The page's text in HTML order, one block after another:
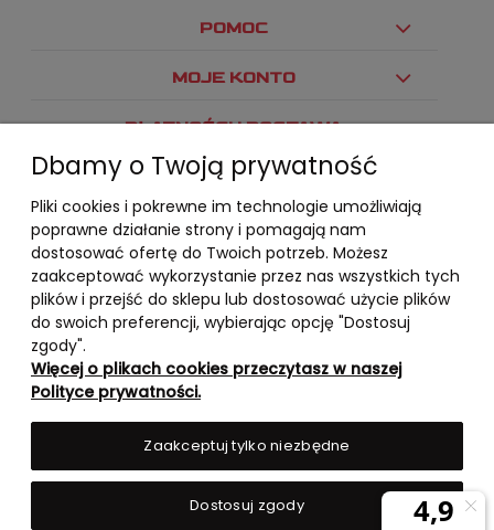
POMOC
MOJE KONTO
PŁATNOŚCI I DOSTAWA
INFORMACJE
O NAS
Dbamy o Twoją prywatność
Pliki cookies i pokrewne im technologie umożliwiają
poprawne działanie strony i pomagają nam
dostosować ofertę do Twoich potrzeb. Możesz
zaakceptować wykorzystanie przez nas wszystkich tych
plików i przejść do sklepu lub dostosować użycie plików
do swoich preferencji, wybierając opcję "Dostosuj
zgody".
Więcej o plikach cookies przeczytasz w naszej
Polityce prywatności.
Zaakceptuj tylko niezbędne
Dostosuj zgody